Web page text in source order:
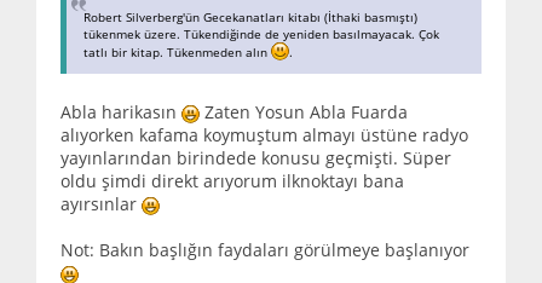
Robert Silverberg'ün Gecekanatları kitabı (İthaki basmıştı)
tükenmek üzere. Tükendiğinde de yeniden basılmayacak. Çok
tatlı bir kitap. Tükenmeden alın
.
Abla harikasın
Zaten Yosun Abla Fuarda
alıyorken kafama koymuştum almayı üstüne radyo
yayınlarından birindede konusu geçmişti. Süper
oldu şimdi direkt arıyorum ilknoktayı bana
ayırsınlar
Not: Bakın başlığın faydaları görülmeye başlanıyor